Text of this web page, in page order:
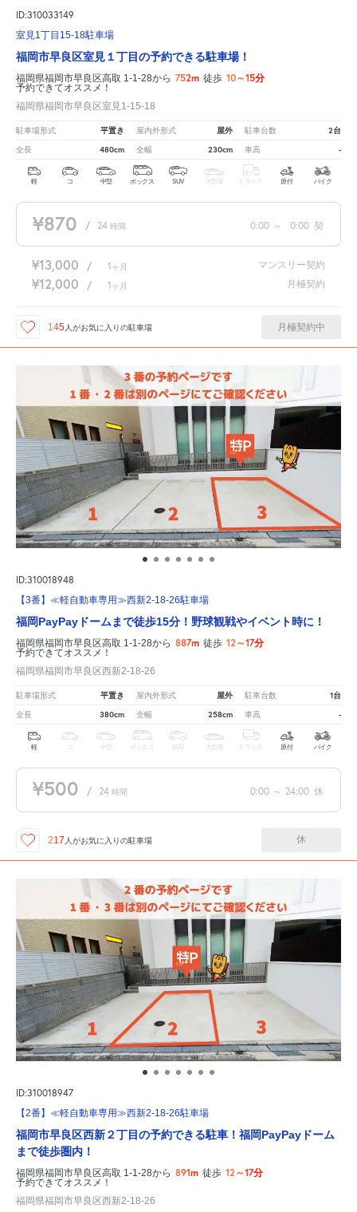
ID:310033149
室見1丁目15-18駐車場
福岡市早良区室見１丁目の予約できる駐車場！
福岡県福岡市早良区高取 1-1-28から 752m 徒歩 10～15分
予約できてオススメ！
福岡県福岡市早良区室見1-15-18
駐車場形式 平置き 屋内外形式 屋外 駐車台数 2台
全長 480cm 全幅 230cm 車高 -
軽 コ 中型 ボックス SUV 大型車 トラック 原付 バイク
¥870 / 24 時間 0:00 ～ 0:00 契
¥13,000 / 1 ヶ月 マンスリー契約
¥12,000 / 1 ヶ月 月極契約
145人がお気に入りの駐車場 月極契約中
ID:310018948
【3番】≪軽自動車専用≫西新2-18-26駐車場
福岡PayPayドームまで徒歩15分！野球観戦やイベント時に！
福岡県福岡市早良区高取 1-1-28から 887m 徒歩 12～17分
予約できてオススメ！
福岡県福岡市早良区西新2-18-26
駐車場形式 平置き 屋内外形式 屋外 駐車台数 1台
全長 380cm 全幅 258cm 車高 -
軽 中型 ボックス SUV 大型車 トラック 原付 バイク
¥500 / 24 時間 0:00 ～ 24:00 休
217 人がお気に入りの駐車場 休
ID:310018947
【2番】≪軽自動車専用≫西新2-18-26駐車場
福岡市早良区西新２丁目の予約できる駐車！福岡PayPayドーム
まで徒歩圏内！
福岡県福岡市早良区高取 1-1-28から 891m 徒歩 12～17分
予約できてオススメ！
福岡県福岡市早良区西新2-18-26